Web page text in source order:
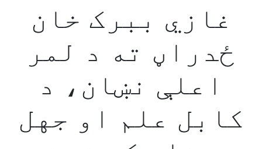
غازي ببرک خان
ځدراڼ ته د لمر
اعلې نښان، د
کابل علم او جهل